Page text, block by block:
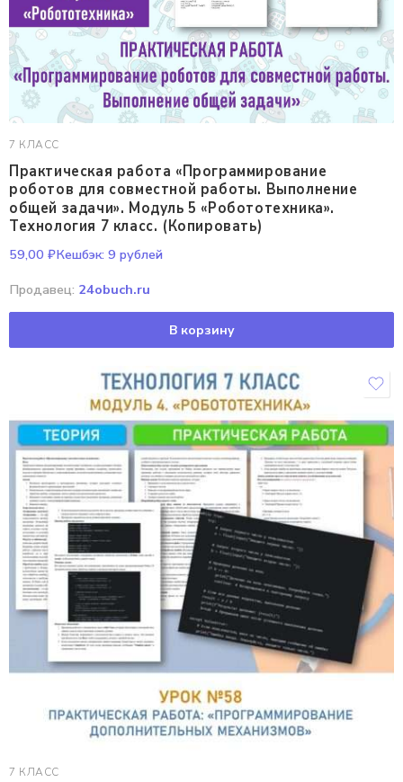
7 КЛАСС
Практическая работа «Программирование
роботов для совместной работы. Выполнение
общей задачи». Модуль 5 «Робототехника».
Технология 7 класс. (Копировать)
59,00 ₽Кешбэк: 9 рублей
Продавец: 24obuch.ru
В корзину
7 КЛАСС